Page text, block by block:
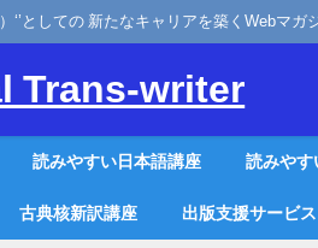
‘’としての 新たなキャリアを築くWebマガ
Trans-writer
読みやすい日本語講座 読みや
古典核新訳講座 出版支援サービス